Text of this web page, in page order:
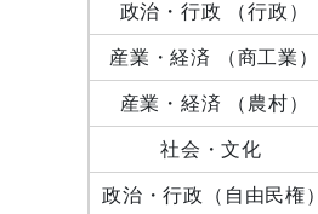
政治・行政 （行政）
産業・経済 （商工業）
産業・経済 （農村）
社会・文化
政治・行政（自由民権）